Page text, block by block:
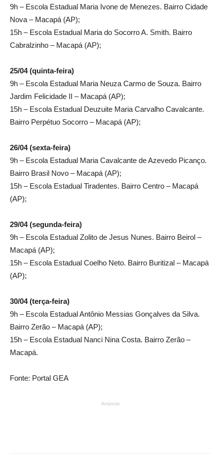
9h – Escola Estadual Maria Ivone de Menezes. Bairro Cidade
Nova – Macapá (AP);
15h – Escola Estadual Maria do Socorro A. Smith. Bairro
Cabralzinho – Macapá (AP);
25/04 (quinta-feira)
9h – Escola Estadual Maria Neuza Carmo de Souza. Bairro
Jardim Felicidade II – Macapá (AP);
15h – Escola Estadual Deuzuite Maria Carvalho Cavalcante.
Bairro Perpétuo Socorro – Macapá (AP);
26/04 (sexta-feira)
9h – Escola Estadual Maria Cavalcante de Azevedo Picanço.
Bairro Brasil Novo – Macapá (AP);
15h – Escola Estadual Tiradentes. Bairro Centro – Macapá
(AP);
29/04 (segunda-feira)
9h – Escola Estadual Zolito de Jesus Nunes. Bairro Beirol –
Macapá (AP);
15h – Escola Estadual Coelho Neto. Bairro Buritizal – Macapá
(AP);
30/04 (terça-feira)
9h – Escola Estadual Antônio Messias Gonçalves da Silva.
Bairro Zerão – Macapá (AP);
15h – Escola Estadual Nanci Nina Costa. Bairro Zerão –
Macapá.
Fonte: Portal GEA
Anúncio